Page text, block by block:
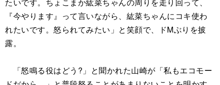
『今やります』って言いながら、紘菜ちゃんにコキ使わ
れたいです。怒られてみたい」と笑顔で、ドMぶりを披
露。
「怒鳴る役はどう?」と聞かれた山崎が「私もエコモー